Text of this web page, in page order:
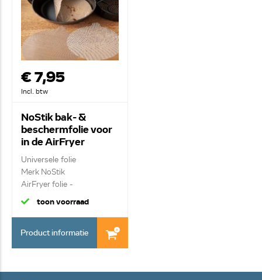
€ 7,95
Incl. btw
NoStik bak- &
beschermfolie voor
in de AirFryer
1EEE792
Universele folie
Merk NoStik
AirFryer folie -
beschermfoli...
toon voorraad
Product informatie